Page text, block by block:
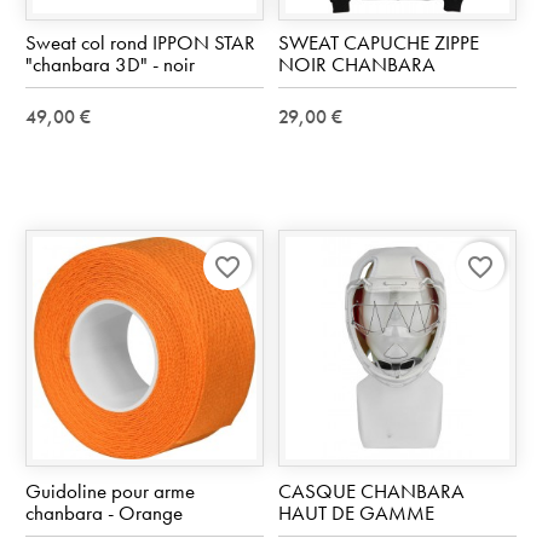
Sweat col rond IPPON STAR
"chanbara 3D" - noir
49,00 €
SWEAT CAPUCHE ZIPPE
NOIR CHANBARA
29,00 €
Guidoline pour arme
chanbara - Orange
favorite_border
CASQUE CHANBARA
HAUT DE GAMME
favorite_border